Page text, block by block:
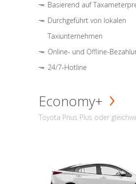
Basierend auf
Durchgeführt von lokalen
Taxiunternehmen
Online- und Offline-
24/7-Hotline
Economy+
Toyota Prius Plus oder